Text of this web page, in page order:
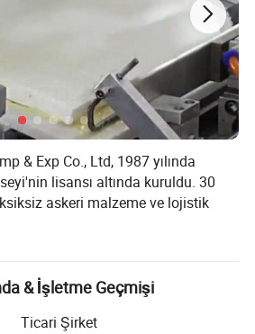
& Exp Co., Ltd, 1987 yılında
lisansı altında kuruldu. 30
askeri malzeme ve lojistik
sadece kendi askeri giysi
sırt çantası, yelek, bot, balistik
yüzlerce üreticiye de sahip.
dolarının üzerinde ihracat
& İşletme Geçmişi
Ticari Şirket